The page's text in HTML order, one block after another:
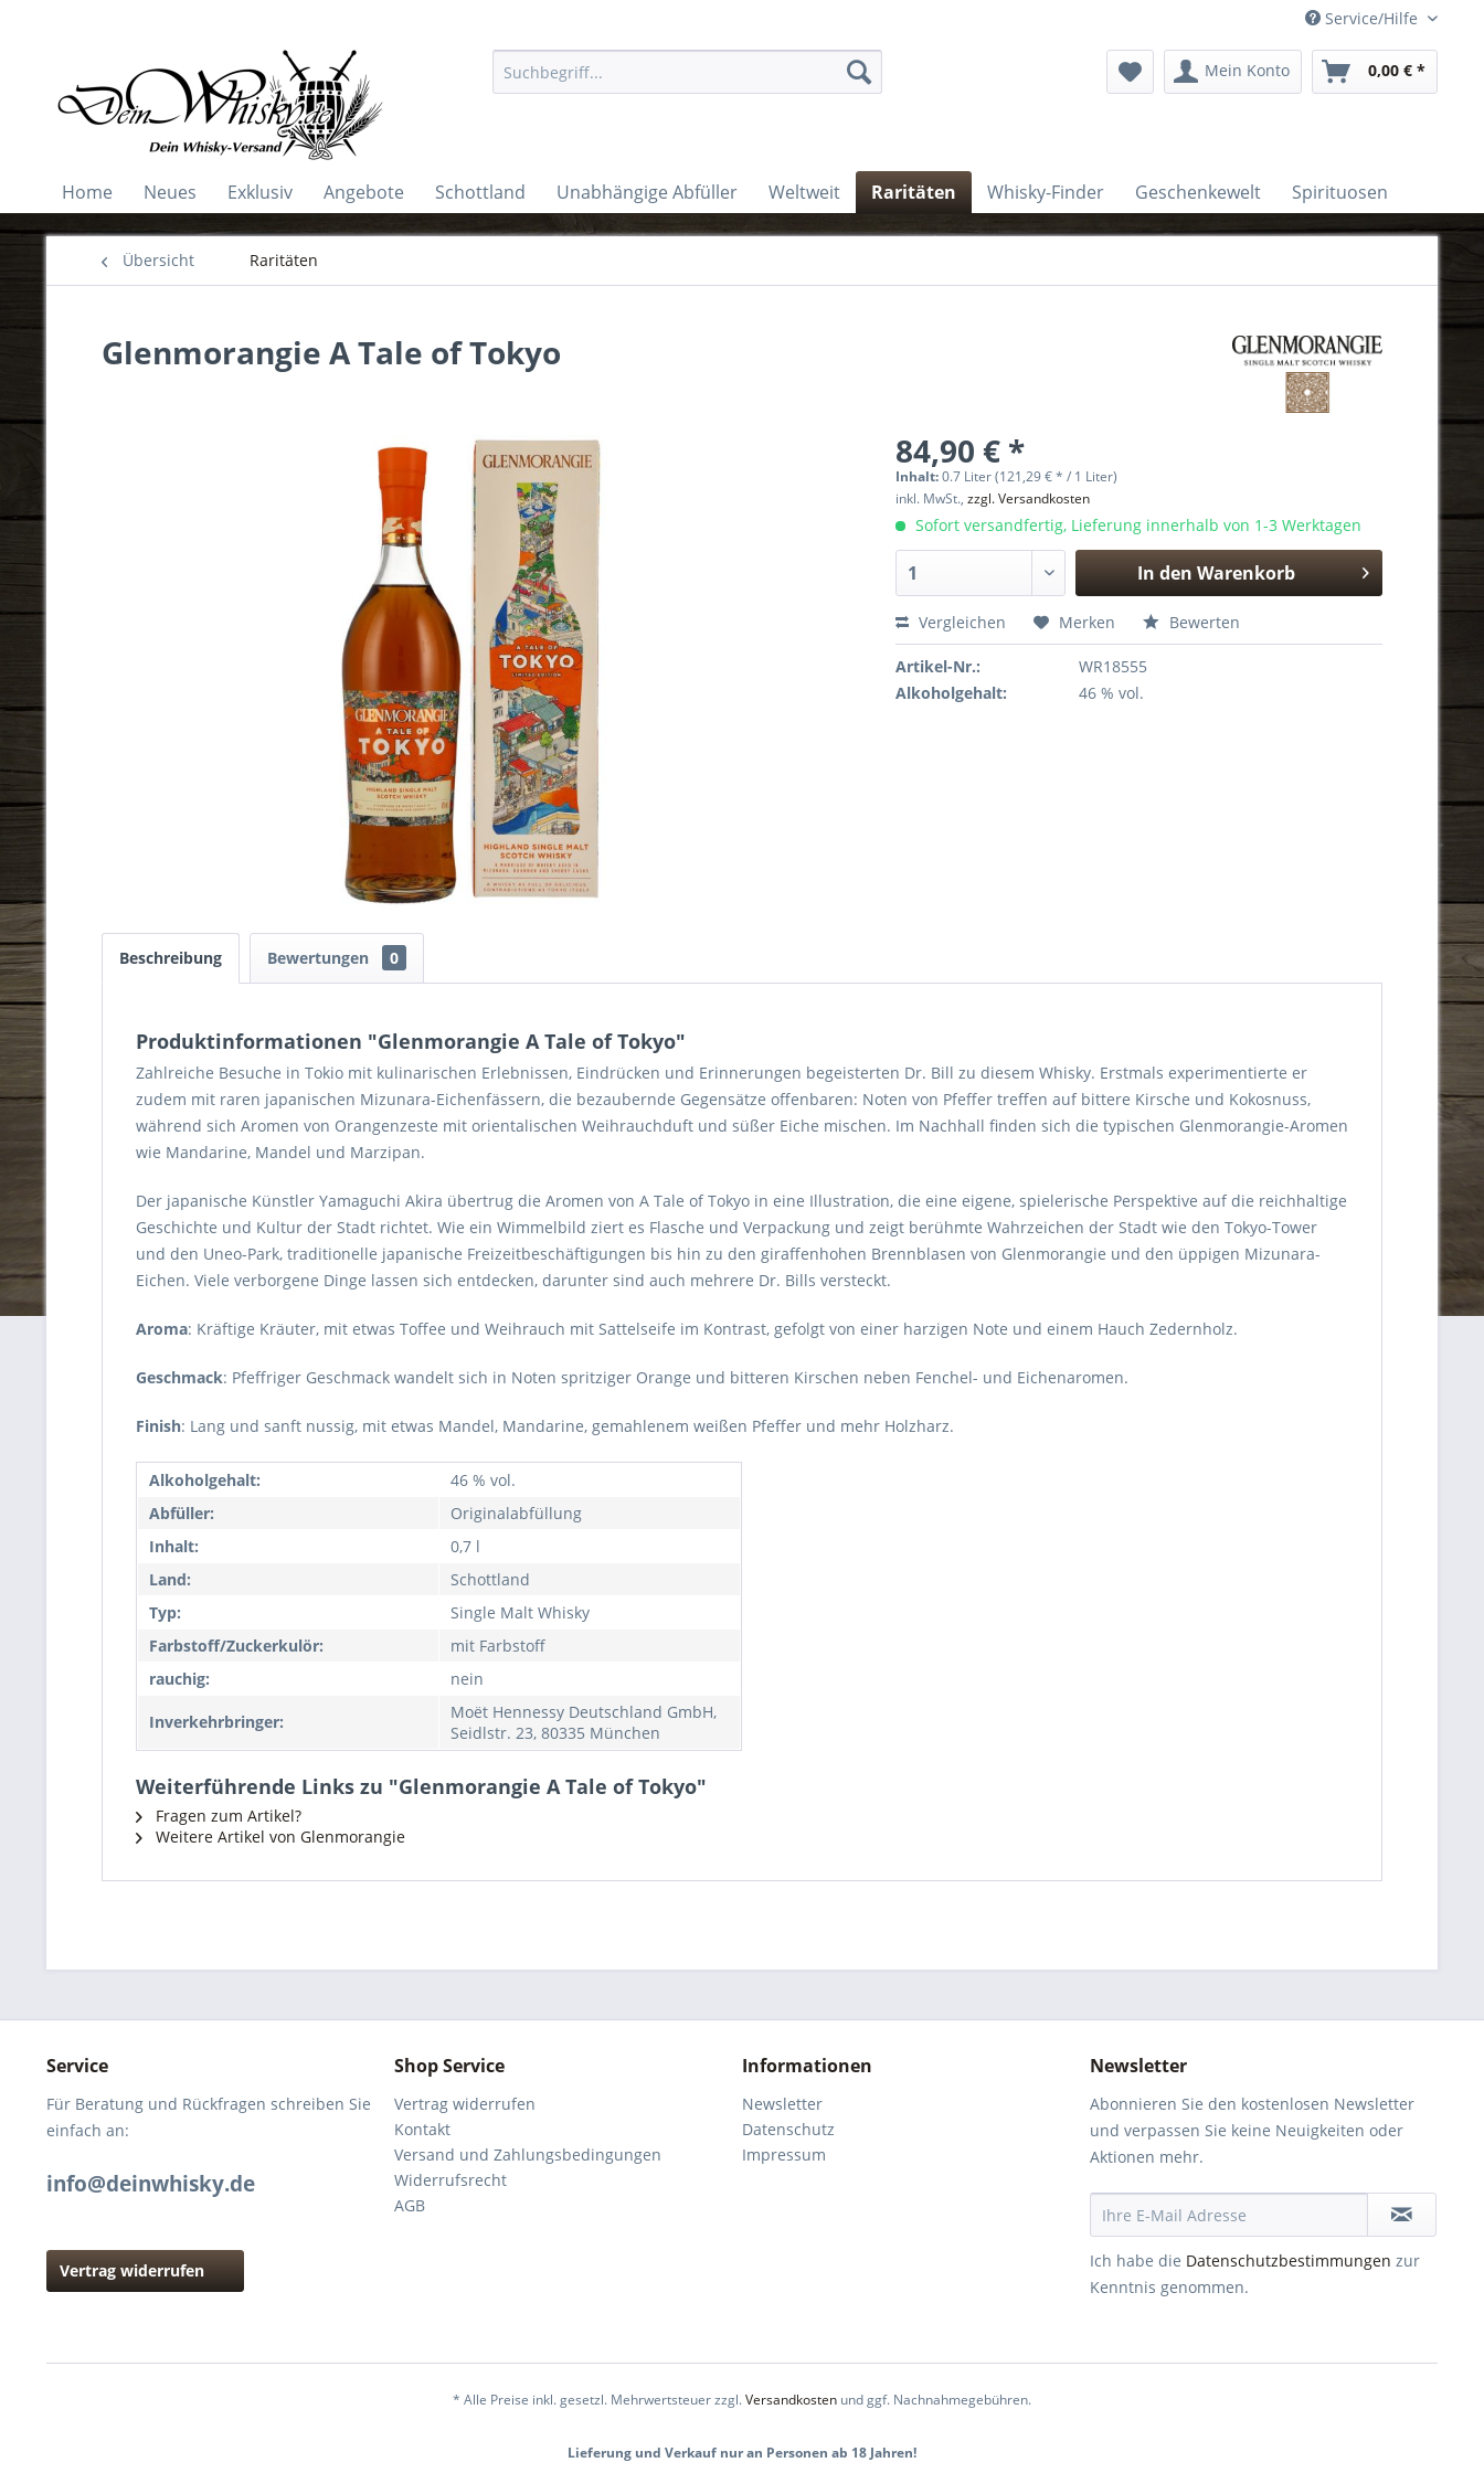
Service/Hilfe
Mein Konto 0,00 € *
Home Neues Exklusiv Angebote Schottland Unabhängige Abfüller Weltweit Raritäten Whisky-Finder Geschenkewelt Spirituosen
Übersicht Raritäten
Glenmorangie A Tale of Tokyo
84,90 € *
Inhalt:0.7 Liter (121,29 € * / 1 Liter)
inkl. MwSt.,zzgl. Versandkosten
Sofort versandfertig, Lieferung innerhalb von 1-3 Werktagen
In den Warenkorb
Hinzugefügt
Vergleichen Merken Bewerten
Artikel-Nr.:
WR18555
Alkoholgehalt:
46 % vol.
Beschreibung Bewertungen 0
Produktinformationen "Glenmorangie A Tale of Tokyo"
Zahlreiche Besuche in Tokio mit kulinarischen Erlebnissen, Eindrücken und Erinnerungen begeisterten Dr. Bill zu diesem Whisky. Erstmals experimentierte er
zudem mit raren japanischen Mizunara-Eichenfässern, die bezaubernde Gegensätze offenbaren: Noten von Pfeffer treffen auf bittere Kirsche und Kokosnuss,
während sich Aromen von Orangenzeste mit orientalischen Weihrauchduft und süßer Eiche mischen. Im Nachhall finden sich die typischen Glenmorangie-Aromen
wie Mandarine, Mandel und Marzipan.
Der japanische Künstler Yamaguchi Akira übertrug die Aromen von A Tale of Tokyo in eine Illustration, die eine eigene, spielerische Perspektive auf die reichhaltige
Geschichte und Kultur der Stadt richtet. Wie ein Wimmelbild ziert es Flasche und Verpackung und zeigt berühmte Wahrzeichen der Stadt wie den Tokyo-Tower
und den Uneo-Park, traditionelle japanische Freizeitbeschäftigungen bis hin zu den giraffenhohen Brennblasen von Glenmorangie und den üppigen Mizunara-
Eichen. Viele verborgene Dinge lassen sich entdecken, darunter sind auch mehrere Dr. Bills versteckt.
Aroma: Kräftige Kräuter, mit etwas Toffee und Weihrauch mit Sattelseife im Kontrast, gefolgt von einer harzigen Note und einem Hauch Zedernholz.
Geschmack: Pfeffriger Geschmack wandelt sich in Noten spritziger Orange und bitteren Kirschen neben Fenchel- und Eichenaromen.
Finish: Lang und sanft nussig, mit etwas Mandel, Mandarine, gemahlenem weißen Pfeffer und mehr Holzharz.
Alkoholgehalt:
46 % vol.
Abfüller:
Originalabfüllung
Inhalt:
0,7 l
Land:
Schottland
Typ:
Single Malt Whisky
Farbstoff/Zuckerkulör:
mit Farbstoff
rauchig:
nein
Inverkehrbringer:
Moët Hennessy Deutschland GmbH,
Seidlstr. 23, 80335 München
Weiterführende Links zu "Glenmorangie A Tale of Tokyo"
Fragen zum Artikel?
Weitere Artikel von Glenmorangie
Service
Für Beratung und Rückfragen schreiben Sie
einfach an:
info@deinwhisky.de
Vertrag widerrufen
Shop Service
Vertrag widerrufen
Kontakt
Versand und Zahlungsbedingungen
Widerrufsrecht
AGB
Informationen
Newsletter
Datenschutz
Impressum
Newsletter
Abonnieren Sie den kostenlosen Newsletter
und verpassen Sie keine Neuigkeiten oder
Aktionen mehr.
Ich habe die Datenschutzbestimmungen zur
Kenntnis genommen.
* Alle Preise inkl. gesetzl. Mehrwertsteuer zzgl.Versandkosten und ggf. Nachnahmegebühren.
Lieferung und Verkauf nur an Personen ab 18 Jahren!